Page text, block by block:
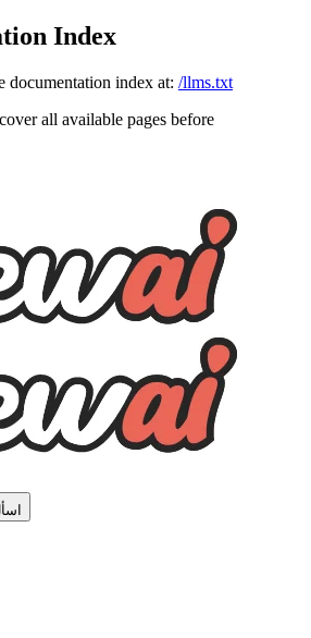
Index
documentation index at: /llms.txt
all available pages before